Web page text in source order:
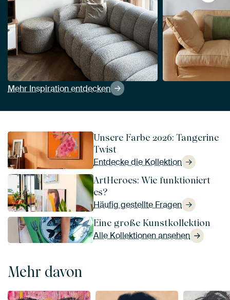
Mehr Inspiration entdecken
Unsere Farbe 2026: Tangerine
Twist
Entdecke die Kollektion
ArtHeroes: Wie funktioniert
es?
Häufig gestellte Fragen
Eine große Kunstkollektion
Alle Kollektionen ansehen
Mehr davon